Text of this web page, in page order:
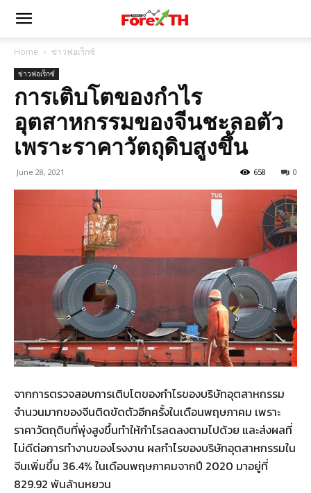
Home ข่าวฟอเร็กซ์
ข่าวฟอเร็กซ์
การเติบโตของกำไร
อุตสาหกรรมของจีนชะลอตัว
เพราะราคาวัตถุดิบสูงขึ้น
June 28, 2021 0
658
จากการตรวจสอบการเติบโตของกำไรของบริษัทอุตสาหกรรม
จำนวนมากของจีนติดขัดตัวอีกครั้งในเดือนพฤษภาคม เพราะ
ราคาวัตถุดิบที่พุ่งสูงขึ้นทำให้กำไรลดลงตามไปด้วย และส่งผลที่
ไม่ดีต่อการทำงานของโรงงาน ผลกำไรของบริษัทอุตสาหกรรมใน
จีนเพิ่มขึ้น 36.4% ในเดือนพฤษภาคมจากปี 2020 มาอยู่ที่
829.92 พันล้านหยวน